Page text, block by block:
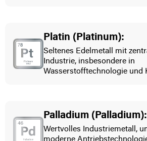
Platin (Platinum):
Seltenes Edelmetall mit
Industrie, insbesondere in
Wasserstofftechnologie und
Palladium (Palladium):
Wertvolles Industriemetall,